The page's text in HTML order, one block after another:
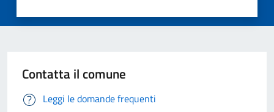
Contatta il comune
Leggi le domande frequenti